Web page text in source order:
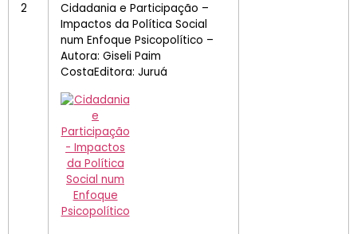
2
Cidadania e Participação –
Impactos da Política Social
num Enfoque Psicopolítico –
Autora: Giseli Paim
CostaEditora: Juruá